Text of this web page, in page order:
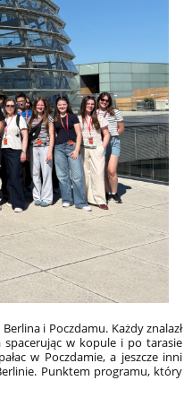
i Poczdamu. Każdy znalazł
spacerując w kopule i po tarasie
w Poczdamie, a jeszcze inni
Punktem programu, który